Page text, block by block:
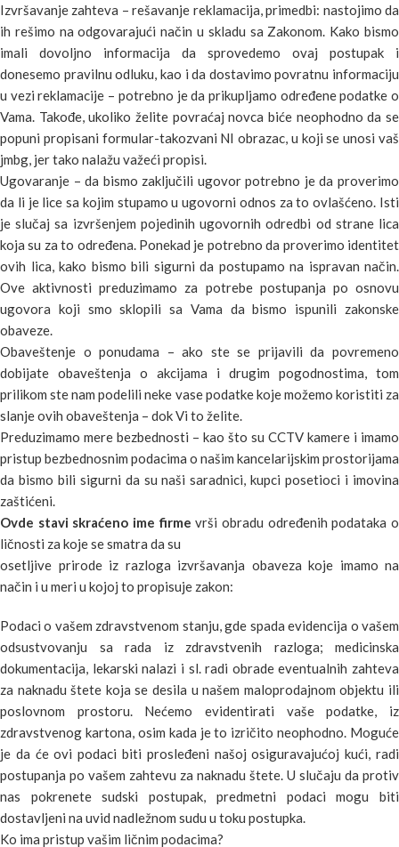
Izvršavanje zahteva – rešavanje reklamacija, primedbi: nastojimo da
ih rešimo na odgovarajući način u skladu sa Zakonom. Kako bismo
imali dovoljno informacija da sprovedemo ovaj postupak i
donesemo pravilnu odluku, kao i da dostavimo povratnu informaciju
u vezi reklamacije – potrebno je da prikupljamo određene podatke o
Vama. Takođe, ukoliko želite povraćaj novca biće neophodno da se
popuni propisani formular-takozvani NI obrazac, u koji se unosi vaš
jmbg, jer tako nalažu važeći propisi.
Ugovaranje – da bismo zaključili ugovor potrebno je da proverimo
da li je lice sa kojim stupamo u ugovorni odnos za to ovlašćeno. Isti
je slučaj sa izvršenjem pojedinih ugovornih odredbi od strane lica
koja su za to određena. Ponekad je potrebno da proverimo identitet
ovih lica, kako bismo bili sigurni da postupamo na ispravan način.
Ove aktivnosti preduzimamo za potrebe postupanja po osnovu
ugovora koji smo sklopili sa Vama da bismo ispunili zakonske
obaveze.
Obaveštenje o ponudama – ako ste se prijavili da povremeno
dobijate obaveštenja o akcijama i drugim pogodnostima, tom
prilikom ste nam podelili neke vase podatke koje možemo koristiti za
slanje ovih obaveštenja – dok Vi to želite.
Preduzimamo mere bezbednosti – kao što su CCTV kamere i imamo
pristup bezbednosnim podacima o našim kancelarijskim prostorijama
da bismo bili sigurni da su naši saradnici, kupci posetioci i imovina
zaštićeni.
Ovde stavi skraćeno ime firme vrši obradu određenih podataka o
ličnosti za koje se smatra da su
osetljive prirode iz razloga izvršavanja obaveza koje imamo na
način i u meri u kojoj to propisuje zakon:
Podaci o vašem zdravstvenom stanju, gde spada evidencija o vašem
odsustvovanju sa rada iz zdravstvenih razloga; medicinska
dokumentacija, lekarski nalazi i sl. radi obrade eventualnih zahteva
za naknadu štete koja se desila u našem maloprodajnom objektu ili
poslovnom prostoru. Nećemo evidentirati vaše podatke, iz
zdravstvenog kartona, osim kada je to izričito neophodno. Moguće
je da će ovi podaci biti prosleđeni našoj osiguravajućoj kući, radi
postupanja po vašem zahtevu za naknadu štete. U slučaju da protiv
nas pokrenete sudski postupak, predmetni podaci mogu biti
dostavljeni na uvid nadležnom sudu u toku postupka.
Ko ima pristup vašim ličnim podacima?